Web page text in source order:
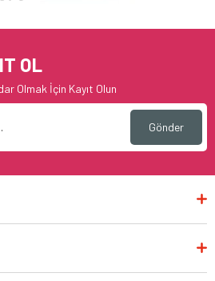
OL
Olmak İçin Kayıt Olun
Gönder